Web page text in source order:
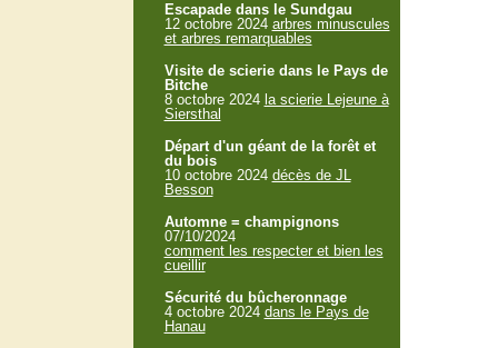
Escapade dans le Sundgau
12 octobre 2024 arbres minuscules
et arbres remarquables
Visite de scierie dans le Pays de
Bitche
8 octobre 2024 la scierie Lejeune à
Siersthal
Départ d'un géant de la forêt et
du bois
10 octobre 2024 décès de JL
Besson
Automne = champignons
07/10/2024
comment les respecter et bien les
cueillir
Sécurité du bûcheronnage
4 octobre 2024 dans le Pays de
Hanau